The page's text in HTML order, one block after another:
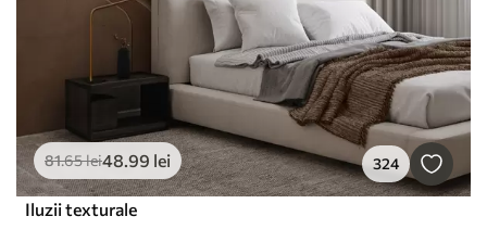
81.65lei48.99 lei 324
Iluzii texturale